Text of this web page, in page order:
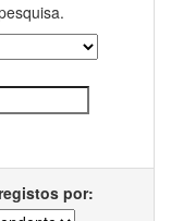
por: